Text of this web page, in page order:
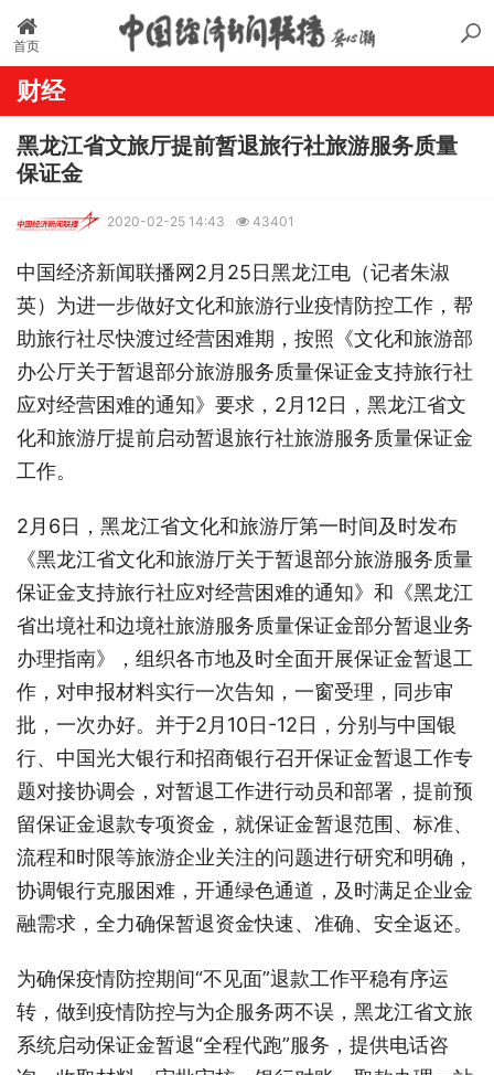
首页
财经
黑龙江省文旅厅提前暂退旅行社旅游服务质量
保证金
2020-02-25 14:43 43401
中国经济新闻联播网2月25日黑龙江电（记者朱淑
英）为进一步做好文化和旅游行业疫情防控工作，帮
助旅行社尽快渡过经营困难期，按照《文化和旅游部
办公厅关于暂退部分旅游服务质量保证金支持旅行社
应对经营困难的通知》要求，2月12日，黑龙江省文
化和旅游厅提前启动暂退旅行社旅游服务质量保证金
工作。
2月6日，黑龙江省文化和旅游厅第一时间及时发布
《黑龙江省文化和旅游厅关于暂退部分旅游服务质量
保证金支持旅行社应对经营困难的通知》和《黑龙江
省出境社和边境社旅游服务质量保证金部分暂退业务
办理指南》，组织各市地及时全面开展保证金暂退工
作，对申报材料实行一次告知，一窗受理，同步审
批，一次办好。并于2月10日-12日，分别与中国银
行、中国光大银行和招商银行召开保证金暂退工作专
题对接协调会，对暂退工作进行动员和部署，提前预
留保证金退款专项资金，就保证金暂退范围、标准、
流程和时限等旅游企业关注的问题进行研究和明确，
协调银行克服困难，开通绿色通道，及时满足企业金
融需求，全力确保暂退资金快速、准确、安全返还。
为确保疫情防控期间“不见面”退款工作平稳有序运
转，做到疫情防控与为企服务两不误，黑龙江省文旅
系统启动保证金暂退“全程代跑”服务，提供电话咨